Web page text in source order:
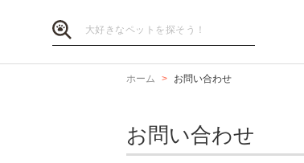
ホーム お問い合わせ
お問い合わせ